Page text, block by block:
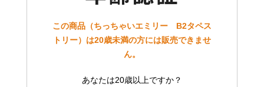
この商品（ちっちゃいエミリー B2タペス
トリー）は20歳未満の方には販売できませ
ん。
あなたは20歳以上ですか？